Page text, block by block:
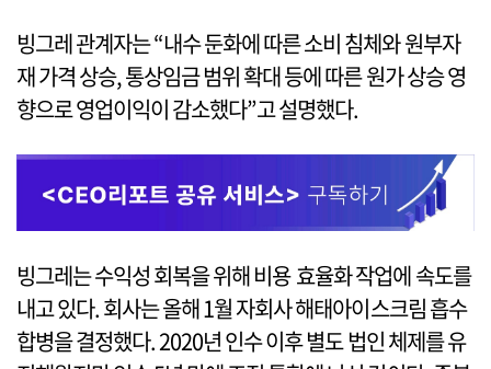
빙그레 관계자는 “내수 둔화에 따른 소비 침체와 원부자
재 가격 상승, 통상임금 범위 확대 등에 따른 원가 상승 영
향으로 영업이익이 감소했다”고 설명했다.
빙그레는 수익성 회복을 위해 비용 효율화 작업에 속도를
내고 있다. 회사는 올해 1월 자회사 해태아이스크림 흡수
합병을 결정했다. 2020년 인수 이후 별도 법인 체제를 유